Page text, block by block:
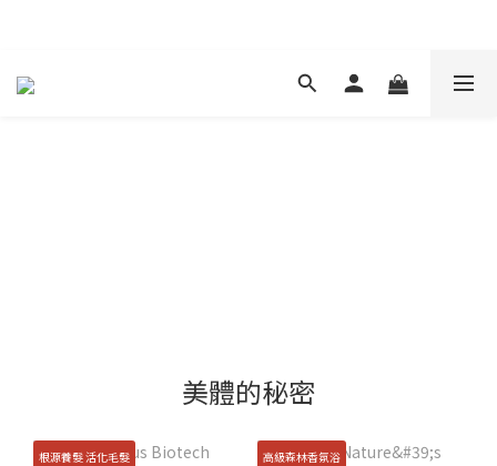
美體的秘密
根源養髮 活化毛髮 高級森林香氛浴